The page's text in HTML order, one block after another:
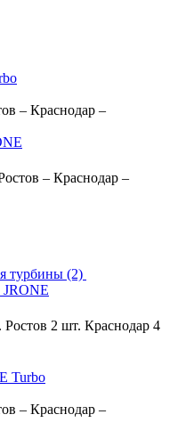
– Краснодар –
– Краснодар –
турбины (2)
JRONE
Ростов 2 шт. Краснодар 4
Turbo
– Краснодар –